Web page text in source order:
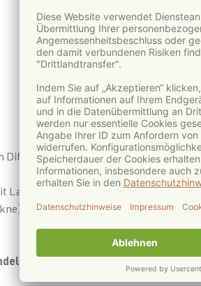
© pixabay
Diffusor über
Lavendel Öl)